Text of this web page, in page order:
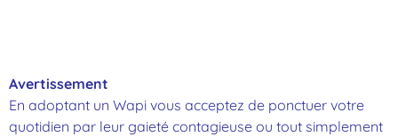
Avertissement
En adoptant un Wapi vous acceptez de ponctuer votre
quotidien par leur gaieté contagieuse ou tout simplement